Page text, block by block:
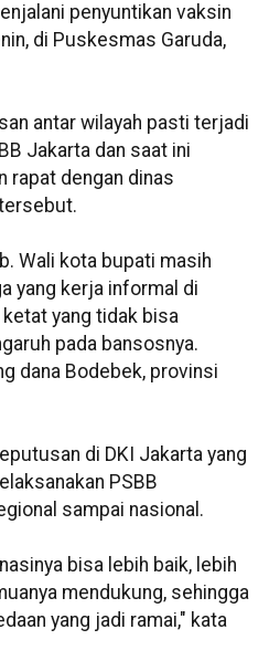
penyuntikan vaksin
di Puskesmas Garuda,
antar wilayah pasti terjadi
Jakarta dan saat ini
rapat dengan dinas
Wali kota bupati masih
yang kerja informal di
ketat yang tidak bisa
pada bansosnya.
dana Bodebek, provinsi
di DKI Jakarta yang
PSBB
sampai nasional.
bisa lebih baik, lebih
mendukung, sehingga
yang jadi ramai," kata